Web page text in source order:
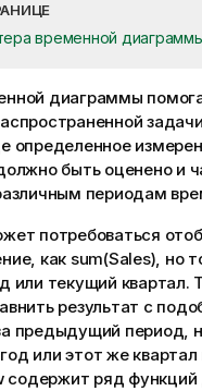
временной
диаграммы
определенное
быть оценено и
периодам
потребоваться
как sum(Sales), но
или текущий квартал.
результат с
предыдущий период,
или этот же
содержит ряд функций